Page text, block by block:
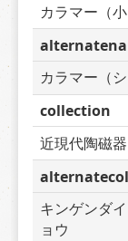
カラマー（小
カラマー（シ
collection
近現代陶磁
キンゲンダ
ョウ